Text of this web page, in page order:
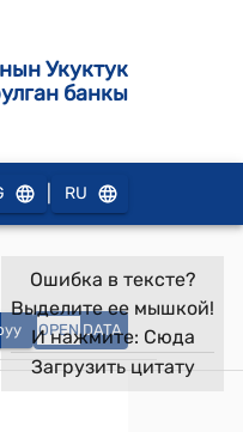
Укуктук
банкы
RU
OPEN DATA
Ошибка в тексте?
Выделите ее мышкой!
И нажмите: Сюда
Загрузить цитату